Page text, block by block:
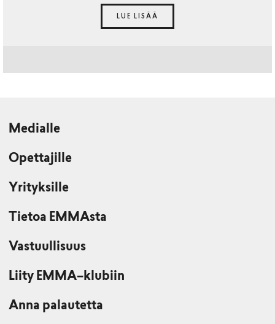
LUE LISÄÄ
Medialle
Opettajille
Yrityksille
Tietoa EMMAsta
Vastuullisuus
Liity EMMA–klubiin
Anna palautetta